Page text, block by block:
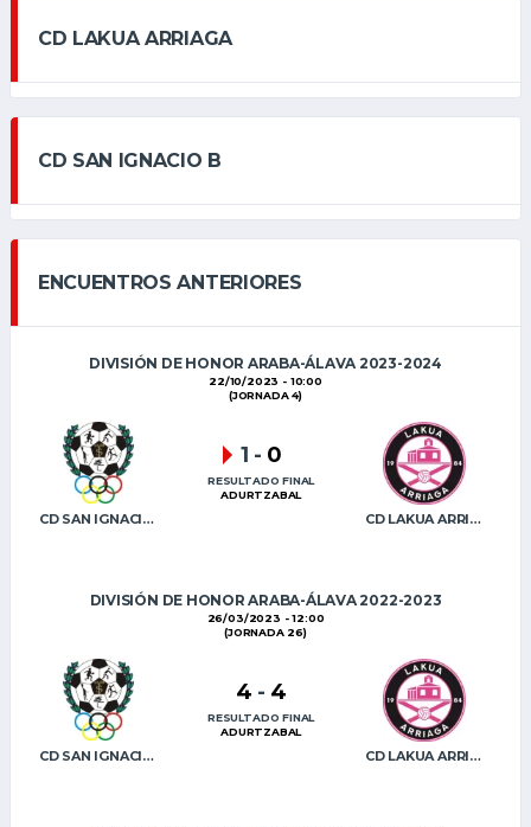
CD LAKUA ARRIAGA
CD SAN IGNACIO B
ENCUENTROS ANTERIORES
DIVISIÓN DE HONOR ARABA-ÁLAVA 2023-2024
22/10/2023 - 10:00
(JORNADA 4)
CD SAN IGNACIO B CD LAKUA ARRIAGA
1 - 0
RESULTADO FINAL
ADURTZABAL
DIVISIÓN DE HONOR ARABA-ÁLAVA 2022-2023
26/03/2023 - 12:00
(JORNADA 26)
CD SAN IGNACIO B CD LAKUA ARRIAGA
4 - 4
RESULTADO FINAL
ADURTZABAL